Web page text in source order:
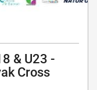
& U23 -
Cross